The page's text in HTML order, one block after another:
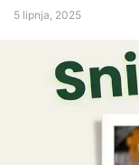
5 lipnja, 2025